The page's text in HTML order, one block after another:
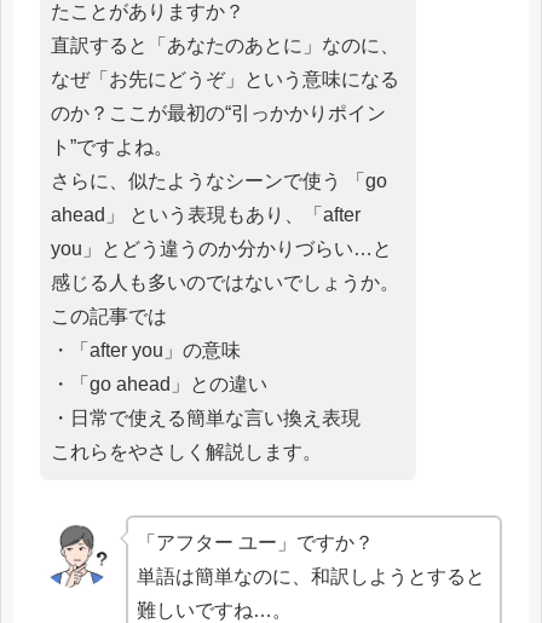
たことがありますか？
直訳すると「あなたのあとに」なのに、
なぜ「お先にどうぞ」という意味になる
のか？ここが最初の“引っかかりポイン
ト”ですよね。
さらに、似たようなシーンで使う 「go
ahead」 という表現もあり、「after
you」とどう違うのか分かりづらい…と
感じる人も多いのではないでしょうか。
この記事では
・「after you」の意味
・「go ahead」との違い
・日常で使える簡単な言い換え表現
これらをやさしく解説します。
「アフター ユー」ですか？
単語は簡単なのに、和訳しようとすると
難しいですね…。